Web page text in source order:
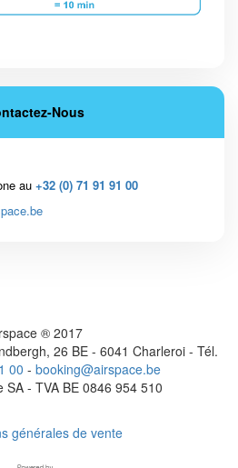
Nous
au +32 (0) 71 91 91 00
® 2017
26 BE - 6041 Charleroi - Tél.
00 - booking@airspace.be
SA - TVA BE 0846 954 510
générales de vente